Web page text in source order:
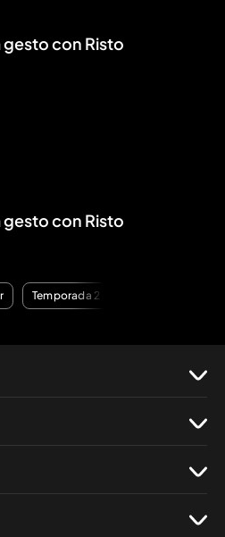
gesto con Risto
gesto con Risto
Temporada 2